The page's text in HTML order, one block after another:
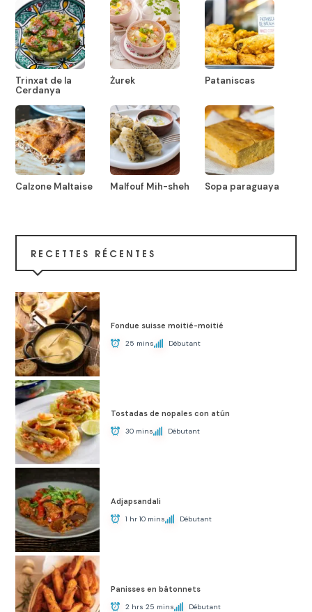
Trinxat de la
Cerdanya
Żurek Pataniscas
Calzone Maltaise Malfouf Mih-sheh Sopa paraguaya
RECETTES RÉCENTES
Fondue suisse moitié-moitié
25 mins Débutant
Tostadas de nopales con atún
30 mins Débutant
Adjapsandali
1 hr 10 mins Débutant
Panisses en bâtonnets
2 hrs 25 mins Débutant